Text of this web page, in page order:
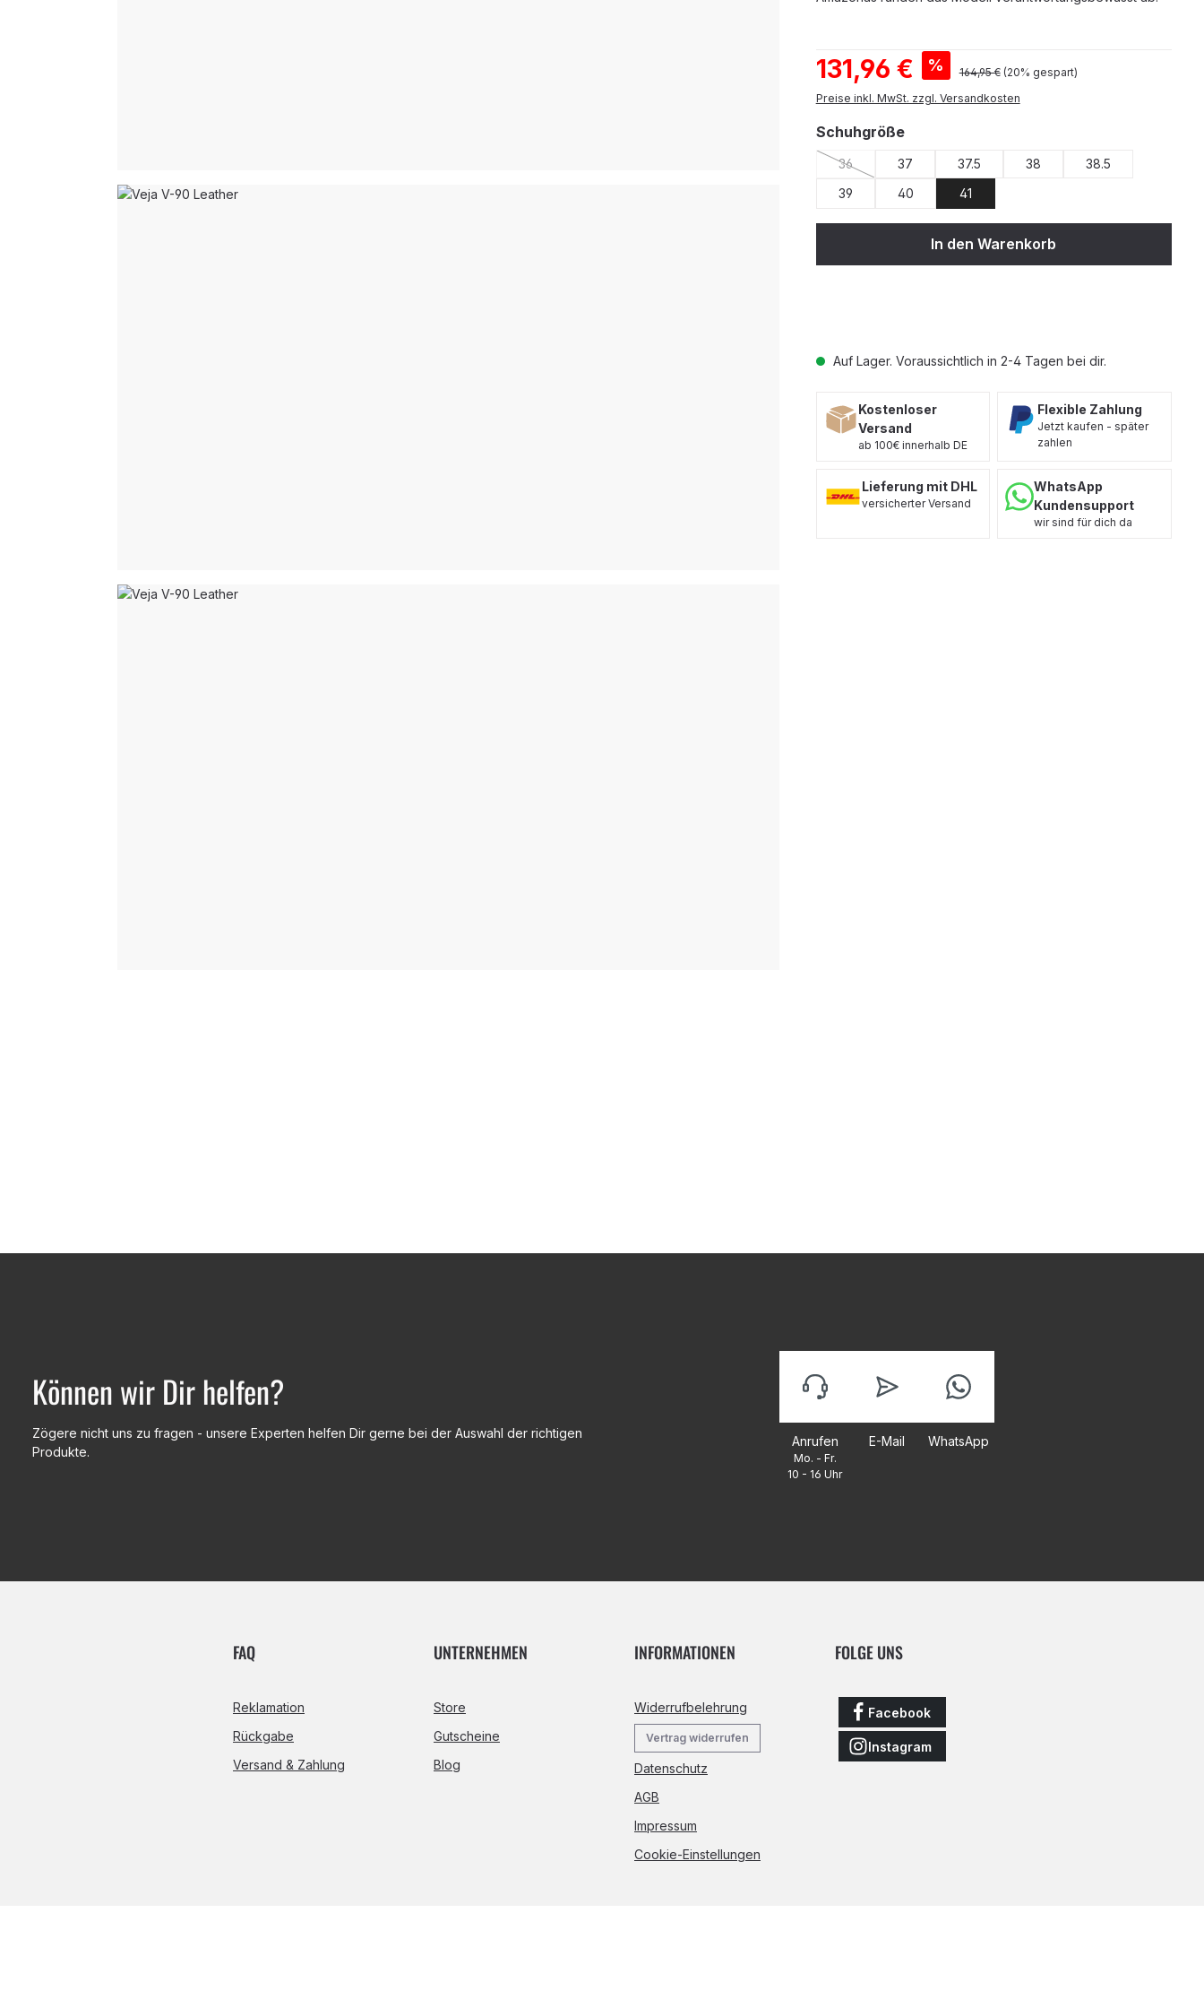
Verkaufspreis:
131,96 € % Regulärer Preis:
164,95 € (20% gespart)
Preise inkl. MwSt. zzgl. Versandkosten
Auf Lager. Voraussichtlich in 2-4 Tagen bei dir.
Schuhgrößeauswählen
36
(Diese Option ist zurzeit nicht verfügbar.)
37 37.5 38
38.5
39
40 41
In den Warenkorb
Kostenloser
Versand
ab 100€ innerhalb DE
Flexible Zahlung
Jetzt kaufen - später
zahlen
Lieferung mit DHL
versicherter Versand
WhatsApp
Kundensupport
wir sind für dich da
Können wir Dir helfen?
Zögere nicht uns zu fragen - unsere Experten helfen Dir gerne bei der Auswahl der richtigen
Produkte.
Anrufen
Mo. - Fr.
10 - 16 Uhr
E-Mail WhatsApp
FAQ
Reklamation
Rückgabe
Versand & Zahlung
UNTERNEHMEN
Store
Gutscheine
Blog
INFORMATIONEN
Widerrufbelehrung
Vertrag widerrufen
Datenschutz
AGB
Impressum
Cookie-Einstellungen
FOLGE UNS
Facebook
Instagram